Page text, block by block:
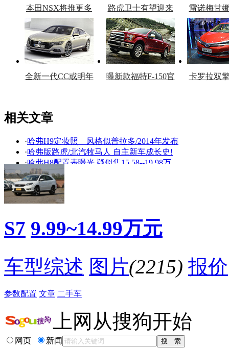
本田NSX将推更多
车型
路虎卫士有望迎来
复产
雷诺梅甘
官
全新一代CC或明年
曝新款福特F-150官
卡罗拉双
看赛车宝贝争奇斗
艳
车模美腿爆乳无惧
走光
相关文章
·哈弗H9定妆照 风格似普拉多/2014年发布
·哈弗版路虎/北汽牧马人 自主新车成长史!
·哈弗H8配置表曝光 疑似售15.58--19.98万
·哈弗H8/长安CS95 自主SUV开始迈入高端化
·大众Taigun/改款哈弗H5 4月新车谍照回顾
·技术·创新主题 比亚迪节能环保"绿"技术
·比亚迪S6白金版上市 售8.99---13.69万元
朗行/哈弗H2领衔! 上海车展15万新车盘点
· 大众朗行领衔 帮你选低于15万的车展新车
相关贴子更多>>
S7 9.99~14.99万元
车型综述 图片(2215) 报价
参数配置 文章 二手车
上网从搜狗开始
网页 新闻